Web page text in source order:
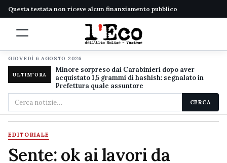
Questa testata non riceve alcun finanziamento pubblico
GIOVEDÌ 6 AGOSTO 2026
ULTIM'ORA
Minore sorpreso dai Carabinieri dopo aver
acquistato 1,5 grammi di hashish: segnalato in
Prefettura quale assuntore
Cerca
nel
sito
CERCA
EDITORIALE
Sente: ok ai lavori da